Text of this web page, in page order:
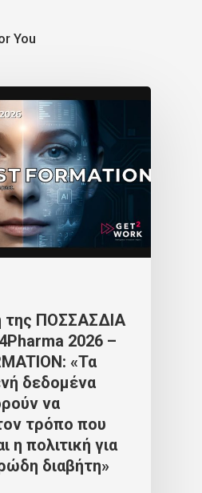
You
της ΠΟΣΣΑΣΔΙΑ
2026 –
«Τα
δεδομένα
να
τρόπο που
η πολιτική για
διαβήτη»